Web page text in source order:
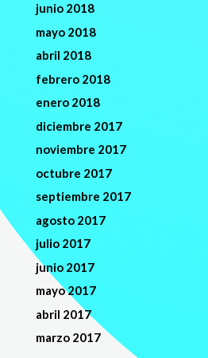
junio 2018
mayo 2018
abril 2018
febrero 2018
enero 2018
diciembre 2017
noviembre 2017
octubre 2017
septiembre 2017
agosto 2017
julio 2017
junio 2017
mayo 2017
abril 2017
marzo 2017